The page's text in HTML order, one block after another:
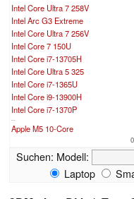
Intel Core Ultra 7 258V
Intel Arc G3 Extreme
Intel Core Ultra 7 256V
Intel Core 7 150U
Intel Core i7-13705H
Intel Core Ultra 5 325
Intel Core i7-1365U
Intel Core i9-13900H
Intel Core i7-1370P
...
Apple M5 10-Core
Suchen: Modell:
Laptop